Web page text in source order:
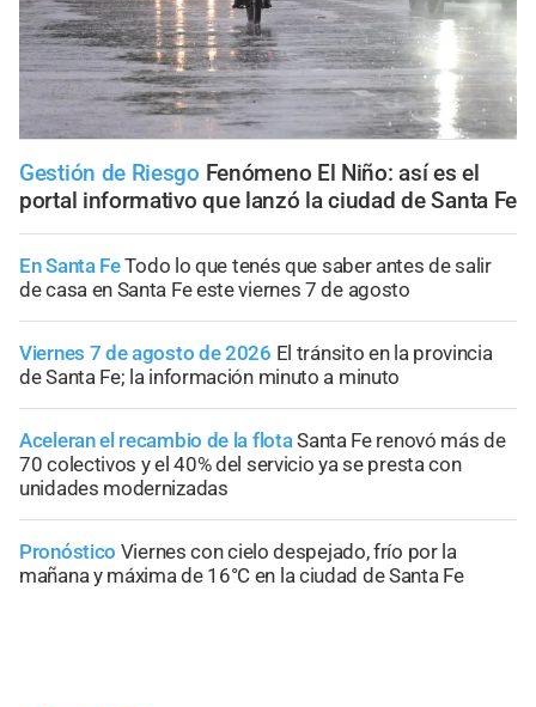
Gestión de Riesgo Fenómeno El Niño: así es el
portal informativo que lanzó la ciudad de Santa Fe
En Santa FeTodo lo que tenés que saber antes de salir
de casa en Santa Fe este viernes 7 de agosto
Viernes 7 de agosto de 2026 El tránsito en la provincia
de Santa Fe; la información minuto a minuto
Aceleran el recambio de la flotaSanta Fe renovó más de
70 colectivos y el 40% del servicio ya se presta con
unidades modernizadas
Pronóstico Viernes con cielo despejado, frío por la
mañana y máxima de 16°C en la ciudad de Santa Fe